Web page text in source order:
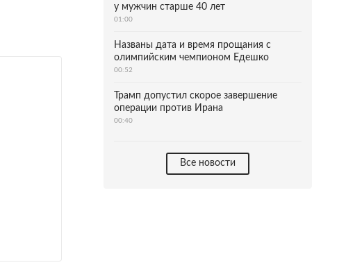
у мужчин старше 40 лет
01:00
Названы дата и время прощания с
олимпийским чемпионом Едешко
00:52
Трамп допустил скорое завершение
операции против Ирана
00:40
Все новости